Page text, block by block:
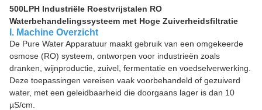
500LPH Industriële Roestvrijstalen RO
Waterbehandelingssysteem met Hoge Zuiverheidsfiltratie
I. Machine Overzicht
De Pure Water Apparatuur maakt gebruik van een omgekeerde
osmose (RO) systeem, ontworpen voor industrieën zoals
dranken, wijnproductie, zuivel, fermentatie en voedselverwerking.
Deze toepassingen vereisen vaak voorbehandeld of gezuiverd
water, met een geleidbaarheid die doorgaans lager is dan 10
µS/cm.